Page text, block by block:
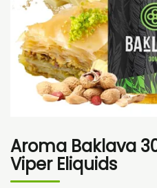
Aroma Baklava
Viper Eliquids